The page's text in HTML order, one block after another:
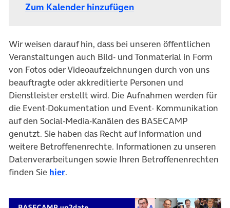
Zum Kalender hinzufügen
Wir weisen darauf hin, dass bei unseren öffentlichen
Veranstaltungen auch Bild- und Tonmaterial in Form
von Fotos oder Videoaufzeichnungen durch von uns
beauftragte oder akkreditierte Personen und
Dienstleister erstellt wird. Die Aufnahmen werden für
die Event-Dokumentation und Event- Kommunikation
auf den Social-Media-Kanälen des BASECAMP
genutzt. Sie haben das Recht auf Information und
weitere Betroffenenrechte. Informationen zu unseren
Datenverarbeitungen sowie Ihren Betroffenenrechten
finden Sie hier.